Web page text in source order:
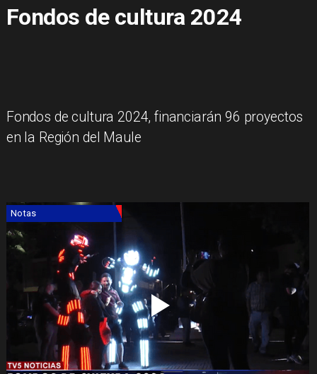
Fondos de cultura 2024
Fondos de cultura 2024, financiarán 96 proyectos
en la Región del Maule
Notas